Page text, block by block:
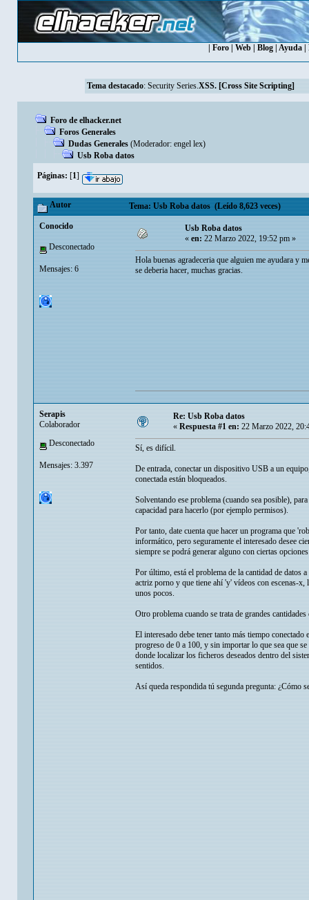
Foro Web Blog Ayuda
Tema destacado: Security Series.XSS. [Cross Site Scripting]
Foro de elhacker.net
Foros Generales
Dudas Generales (Moderador: engel lex)
Usb Roba datos
Páginas: [1]
Autor Tema: Usb Roba datos (Leído 8,623 veces)
Conocido
Desconectado
Mensajes: 6
Usb Roba datos
«en:22 Marzo 2022, 19:52 pm »
Hola buenas agradeceria que alguien me ayudara y
se deberia hacer, muchas gracias.
Serapis
Colaborador
Desconectado
Mensajes: 3.397
Re: Usb Roba datos
« Respuesta #1 en: 22 Marzo 2022,
Sí, es difícil.
De entrada, conectar un dispositivo USB a un
conectada están bloqueados.
Solventando ese problema (cuando sea posible),
capacidad para hacerlo (por ejemplo permisos).
Por tanto, date cuenta que hacer un programa que
informático, pero seguramente el interesado desee
siempre se podrá generar alguno con ciertas
Por último, está el problema de la cantidad de datos
actriz porno y que tiene ahí 'y' vídeos con escenas-
unos pocos.
Otro problema cuando se trata de grandes
El interesado debe tener tanto más tiempo
progreso de 0 a 100, y sin importar lo que sea que
donde localizar los ficheros deseados dentro del
sentidos.
Así queda respondida tú segunda pregunta: ¿Cómo